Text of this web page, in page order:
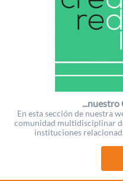
...nuestro
En esta sección de nuestra
comunidad multidisciplinar
instituciones